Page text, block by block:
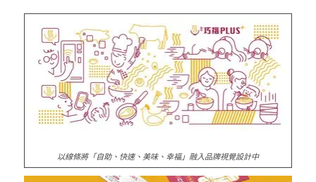
以線條將「自助、快速、美味、幸福」融入品牌視覺設計中